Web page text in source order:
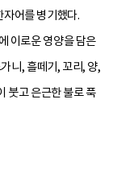
어를 병기했다.
이로운 영양을 담은
니, 흘떼기, 꼬리, 양,
붓고 은근한 불로 푹